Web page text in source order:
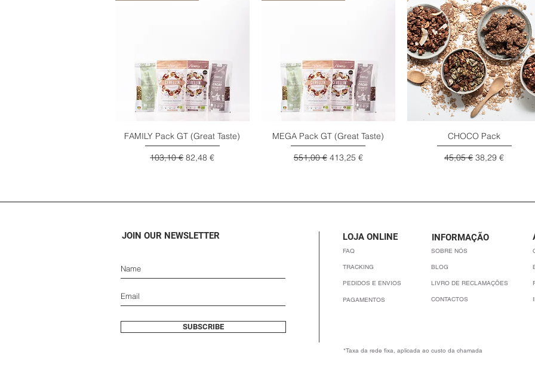
Visualização rápida
FAMILY Pack GT (Great Taste)
Preço normal
103,10 € Preço promocional
82,48 €
Visualização rápida
MEGA Pack GT (Great Taste)
Preço normal
551,00 € Preço promocional
413,25 €
Visualização rápida
CHOCO Pack
Preço normal
45,05 € Preço
38,29 €
JOIN OUR NEWSLETTER
SUBSCRIBE
LOJA ONLINE
FAQ
TRACKING
PEDIDOS E ENVIOS
PAGAMENTOS
INFORMAÇÃO
SOBRE NÓS
BLOG
LIVRO DE RECLAMAÇÕES
CONTACTOS
*Taxa da rede fixa, aplicada ao custo da chamada